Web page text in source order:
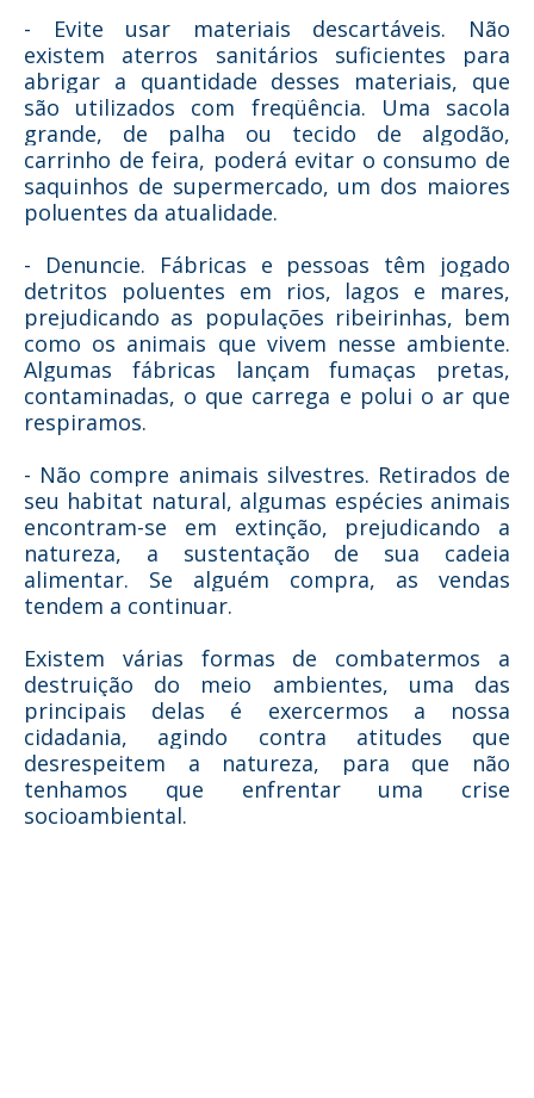
- Evite usar materiais descartáveis. Não
existem aterros sanitários suficientes para
abrigar a quantidade desses materiais, que
são utilizados com freqüência. Uma sacola
grande, de palha ou tecido de algodão,
carrinho de feira, poderá evitar o consumo de
saquinhos de supermercado, um dos maiores
poluentes da atualidade.
- Denuncie. Fábricas e pessoas têm jogado
detritos poluentes em rios, lagos e mares,
prejudicando as populações ribeirinhas, bem
como os animais que vivem nesse ambiente.
Algumas fábricas lançam fumaças pretas,
contaminadas, o que carrega e polui o ar que
respiramos.
- Não compre animais silvestres. Retirados de
seu habitat natural, algumas espécies animais
encontram-se em extinção, prejudicando a
natureza, a sustentação de sua cadeia
alimentar. Se alguém compra, as vendas
tendem a continuar.
Existem várias formas de combatermos a
destruição do meio ambientes, uma das
principais delas é exercermos a nossa
cidadania, agindo contra atitudes que
desrespeitem a natureza, para que não
tenhamos que enfrentar uma crise
socioambiental.